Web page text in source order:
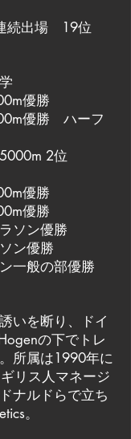
続出場 19位
優勝
優勝 ハーフ
2位
優勝
優勝
ソン優勝
ン優勝
一般の部優勝
いを断り、ドイ
の下でトレ
所属は1990年に
リス人マネージ
ナルドらで立ち
。